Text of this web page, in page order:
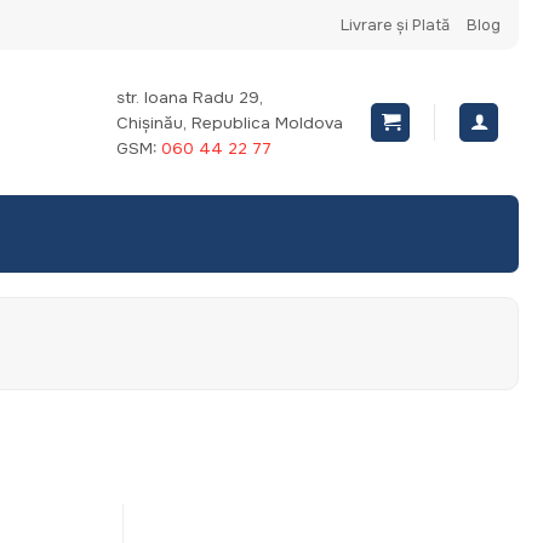
Livrare și Plată Blog
str. Ioana Radu 29,
Chișinău, Republica Moldova
GSM: 060 44 22 77